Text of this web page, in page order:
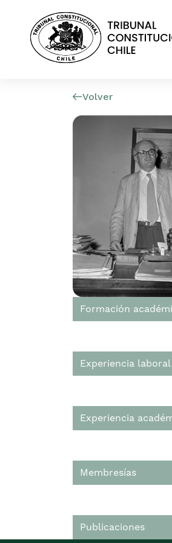
Volver
Formación
Experiencia
Experiencia
Membresías
Publicaciones